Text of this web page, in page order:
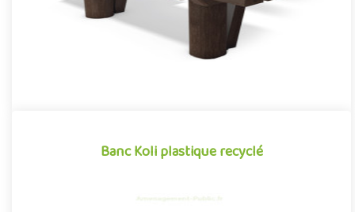
Banc Koli plastique recyclé